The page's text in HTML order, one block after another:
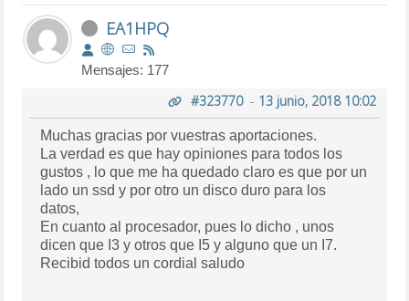
EA1HPQ
Mensajes: 177
#323770- 13 junio, 2018 10:02
Muchas gracias por vuestras aportaciones.
La verdad es que hay opiniones para todos los
gustos , lo que me ha quedado claro es que por un
lado un ssd y por otro un disco duro para los
datos,
En cuanto al procesador, pues lo dicho , unos
dicen que I3 y otros que I5 y alguno que un I7.
Recibid todos un cordial saludo